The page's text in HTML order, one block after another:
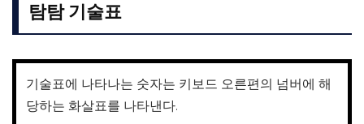
탐탐 기술표
기술표에 나타나는 숫자는 키보드 오른편의 넘버에 해
당하는 화살표를 나타낸다.